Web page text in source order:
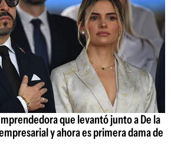
que levantó junto a De la
y ahora es primera dama de